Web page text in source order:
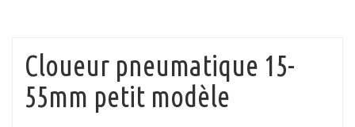
Cloueur pneumatique 15-
55mm petit modèle